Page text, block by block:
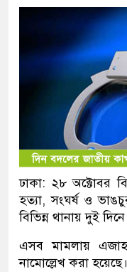
ঢাকা: ২৮ অক্টোবর
হত্যা, সংঘর্ষ ও
বিভিন্ন থানায় দুই
এসব মামলায়
নামোল্লেখ করা হয়েছে।